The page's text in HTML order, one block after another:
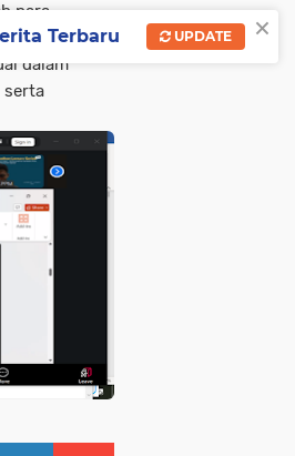
para
dalam
serta
×
Terbaru UPDATE